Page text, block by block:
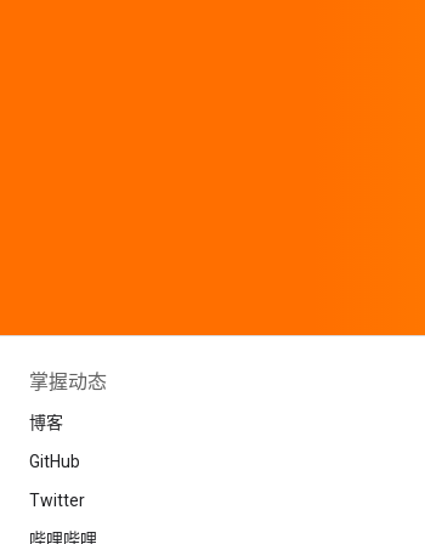
掌握动态
博客
GitHub
Twitter
哔哩哔哩